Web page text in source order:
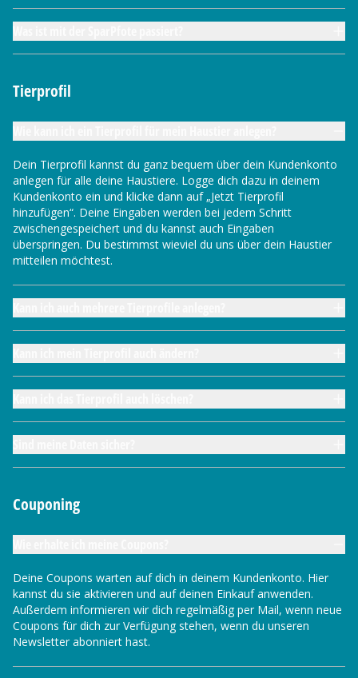
Tierprofil
Dein Tierprofil kannst du ganz bequem über dein Kundenkonto
anlegen für alle deine Haustiere. Logge dich dazu in deinem
Kundenkonto ein und klicke dann auf „Jetzt Tierprofil
hinzufügen“. Deine Eingaben werden bei jedem Schritt
zwischengespeichert und du kannst auch Eingaben
überspringen. Du bestimmst wieviel du uns über dein Haustier
mitteilen möchtest.
Couponing
Deine Coupons warten auf dich in deinem Kundenkonto. Hier
kannst du sie aktivieren und auf deinen Einkauf anwenden.
Außerdem informieren wir dich regelmäßig per Mail, wenn neue
Coupons für dich zur Verfügung stehen, wenn du unseren
Newsletter abonniert hast.